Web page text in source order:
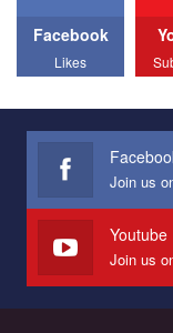
Facebook
Likes
Youtube
Join us